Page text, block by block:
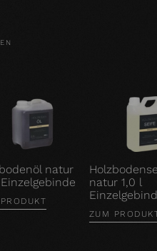
natur
natur 1,0 l
ZUM